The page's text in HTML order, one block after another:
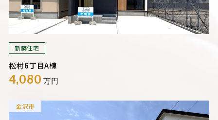
新築住宅
松村6丁目A棟
4,080 万円
金沢市